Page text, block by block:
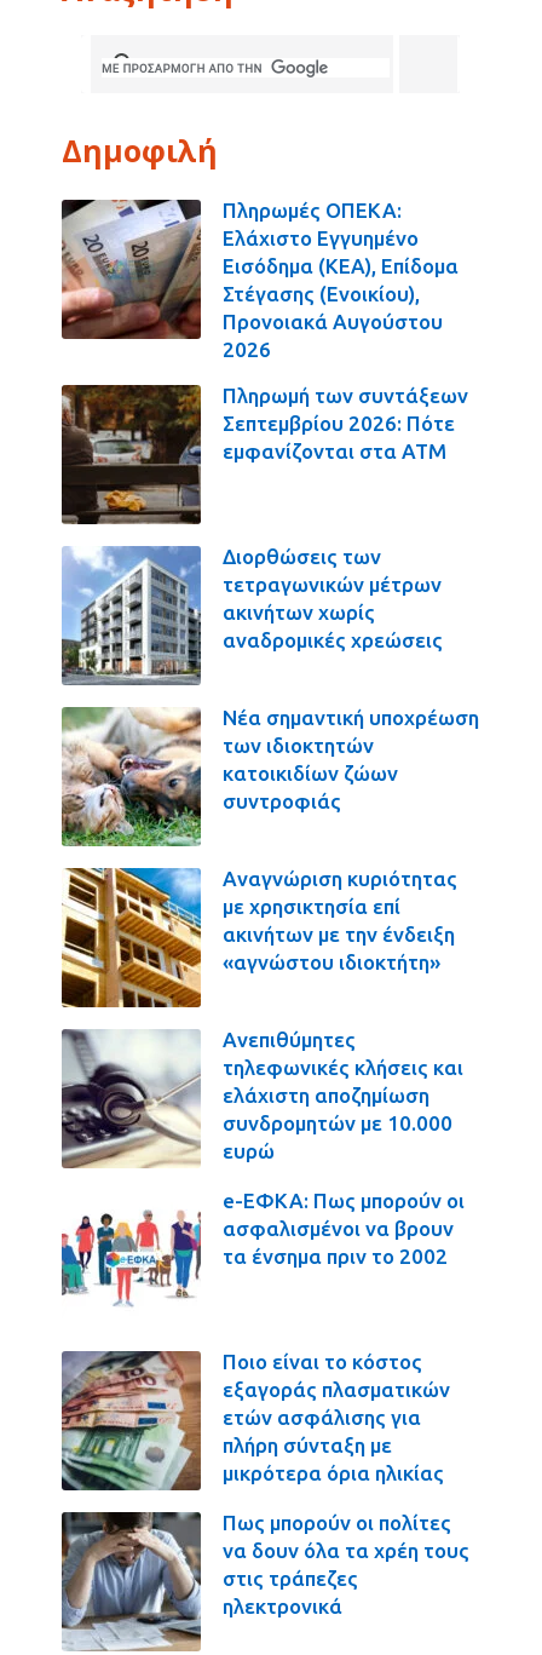
Δημοφιλή
Πληρωμές ΟΠΕΚΑ:
Ελάχιστο Εγγυημένο
Εισόδημα (ΚΕΑ), Επίδομα
Στέγασης (Ενοικίου),
Προνοιακά Αυγούστου
2026
Πληρωμή των συντάξεων
Σεπτεμβρίου 2026: Πότε
εμφανίζονται στα ΑΤΜ
Διορθώσεις των
τετραγωνικών μέτρων
ακινήτων χωρίς
αναδρομικές χρεώσεις
Νέα σημαντική υποχρέωση
των ιδιοκτητών
κατοικιδίων ζώων
συντροφιάς
Αναγνώριση κυριότητας
με χρησικτησία επί
ακινήτων με την ένδειξη
«αγνώστου ιδιοκτήτη»
Ανεπιθύμητες
τηλεφωνικές κλήσεις και
ελάχιστη αποζημίωση
συνδρομητών με 10.000
ευρώ
e-ΕΦΚΑ: Πως μπορούν οι
ασφαλισμένοι να βρουν
τα ένσημα πριν το 2002
Ποιο είναι το κόστος
εξαγοράς πλασματικών
ετών ασφάλισης για
πλήρη σύνταξη με
μικρότερα όρια ηλικίας
Πως μπορούν οι πολίτες
να δουν όλα τα χρέη τους
στις τράπεζες
ηλεκτρονικά